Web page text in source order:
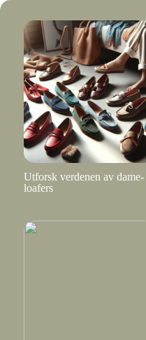
Utforsk verdenen av dame-
loafers